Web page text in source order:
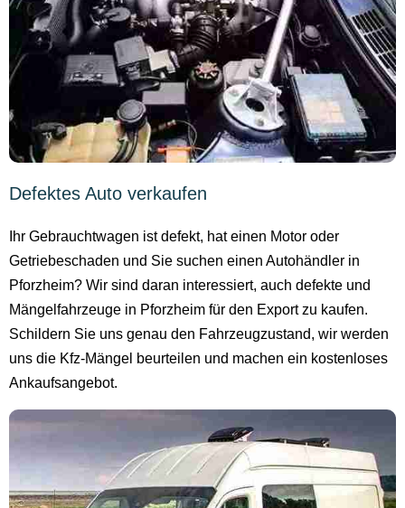
Defektes Auto verkaufen
Ihr Gebrauchtwagen ist defekt, hat einen Motor oder
Getriebeschaden und Sie suchen einen Autohändler in
Pforzheim? Wir sind daran interessiert, auch defekte und
Mängelfahrzeuge in Pforzheim für den Export zu kaufen.
Schildern Sie uns genau den Fahrzeugzustand, wir werden
uns die Kfz-Mängel beurteilen und machen ein kostenloses
Ankaufsangebot.